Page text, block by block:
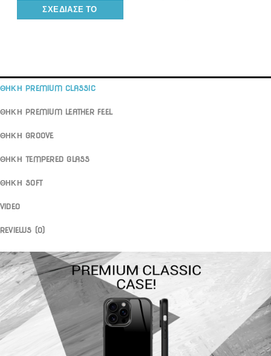
ΣΧΕΔΊΑΣΕ ΤΟ
ΘΗΚΗ PREMIUM CLASSIC
ΘΗΚΗ PREMIUM LEATHER FEEL
ΘΗΚΗ GROOVE
ΘΗΚΗ TEMPERED GLASS
ΘΗΚΗ SOFT
VIDEO
REVIEWS (0)